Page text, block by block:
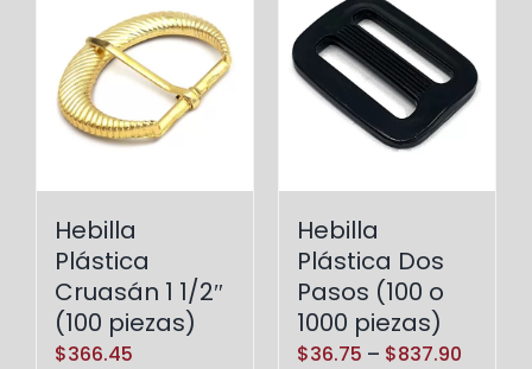
Las
opciones
se
pueden
elegir
de
producto
Hebilla
Plástica
Cruasán 1 1/2″
(100 piezas)
$366.45
Hebilla
Plástica Dos
Pasos (100 o
1000 piezas)
$36.75 – $837.90